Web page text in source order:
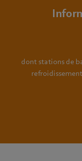
dont stations de